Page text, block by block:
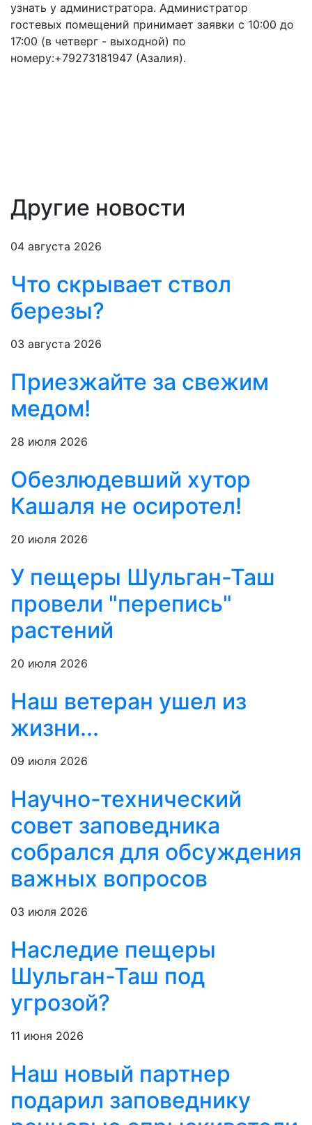
узнать у администратора. Администратор
гостевых помещений принимает заявки с 10:00 до
17:00 (в четверг - выходной) по
номеру:+79273181947 (Азалия).
Другие новости
04 августа 2026
Что скрывает ствол
березы?
03 августа 2026
Приезжайте за свежим
медом!
28 июля 2026
Обезлюдевший хутор
Кашаля не осиротел!
20 июля 2026
У пещеры Шульган-Таш
провели "перепись"
растений
20 июля 2026
Наш ветеран ушел из
жизни...
09 июля 2026
Научно-технический
совет заповедника
собрался для обсуждения
важных вопросов
03 июля 2026
Наследие пещеры
Шульган-Таш под
угрозой?
11 июня 2026
Наш новый партнер
подарил заповеднику